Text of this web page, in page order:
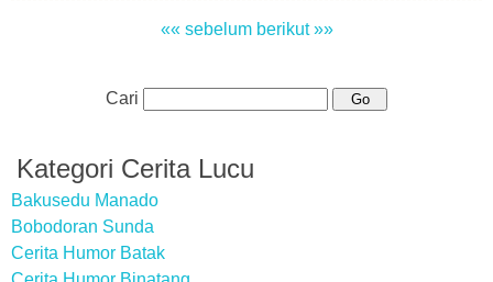
«« sebelum berikut »»
Cari
Kategori Cerita Lucu
Bakusedu Manado
Bobodoran Sunda
Cerita Humor Batak